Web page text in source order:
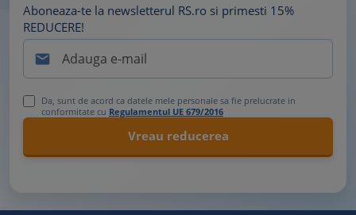
Aboneaza-te la newsletterul RS.ro si primesti 15%
REDUCERE!

Da, sunt de acord ca datele mele personale sa fie prelucrate in
conformitate cu Regulamentul UE 679/2016